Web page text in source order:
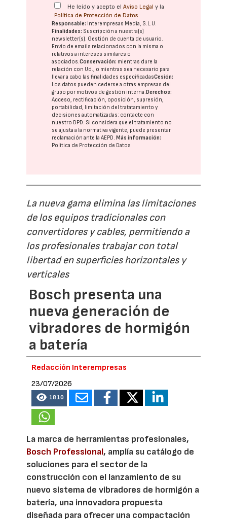
He leído y acepto elAviso Legal y la
Política de Protección de Datos
Responsable: Interempresas Media, S.L.U.
Finalidades: Suscripción a nuestra(s)
newsletter(s). Gestión de cuenta de usuario.
Envío de emails relacionados con la misma o
relativos a intereses similares o
asociados.Conservación: mientras dure la
relación con Ud., o mientras sea necesario para
llevar a cabo las finalidades especificadasCesión:
Los datos pueden cederse a otras empresas del
grupo por motivos de gestión interna.Derechos:
Acceso, rectificación, oposición, supresión,
portabilidad, limitación del tratatamiento y
decisiones automatizadas: contacte con
nuestro DPD . Si considera que el tratamiento no
se ajusta a la normativa vigente, puede presentar
reclamación ante laAEPD .Más información:
Política de Protección de Datos
La nueva gama elimina las limitaciones
de los equipos tradicionales con
convertidores y cables, permitiendo a
los profesionales trabajar con total
libertad en superficies horizontales y
verticales
Bosch presenta una
nueva generación de
vibradores de hormigón
a batería
Redacción Interempresas
23/07/2026
1810
La marca de herramientas profesionales,
Bosch Professional, amplía su catálogo de
soluciones para el sector de la
construcción con el lanzamiento de su
nuevo sistema de vibradores de hormigón a
batería, una innovadora propuesta
diseñada para ofrecer una compactación